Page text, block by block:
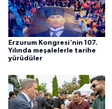
Erzurum Kongresi'nin 107.
Yılında meşalelerle tarihe
yürüdüler